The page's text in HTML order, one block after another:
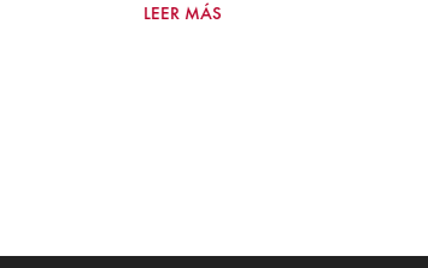
LEER MÁS